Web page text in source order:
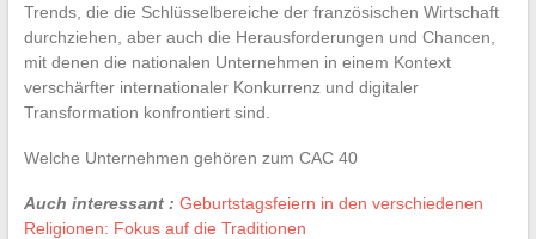
Trends, die die Schlüsselbereiche der französischen Wirtschaft
durchziehen, aber auch die Herausforderungen und Chancen,
mit denen die nationalen Unternehmen in einem Kontext
verschärfter internationaler Konkurrenz und digitaler
Transformation konfrontiert sind.
Welche Unternehmen gehören zum CAC 40
Auch interessant : Geburtstagsfeiern in den verschiedenen
Religionen: Fokus auf die Traditionen